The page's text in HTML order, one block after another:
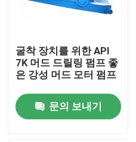
굴착 장치를 위한 API
7K 머드 드릴링 펌프 좋
은 강성 머드 모터 펌프
문의 보내기